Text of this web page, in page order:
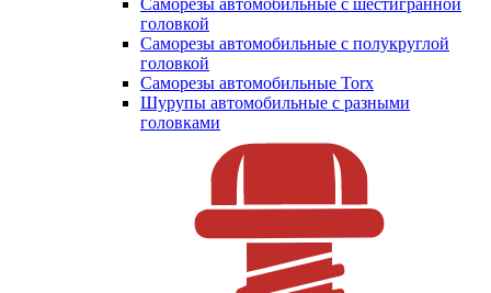
головкой
Саморезы автомобильные с полукруглой
головкой
Саморезы автомобильные Torx
Шурупы автомобильные с разными
головками